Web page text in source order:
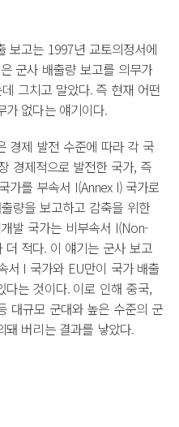
보고는 1997년 교토의정서에
군사 배출량 보고를 의무가
그치고 말았다. 즉 현재 어떤
가 없다는 얘기이다.
경제 발전 수준에 따라 각 국
경제적으로 발전한 국가, 즉
가를 부속서 I(Annex I) 국가로
량을 보고하고 감축을 위한
발 국가는 비부속서 I(Non-
적다. 이 얘기는 군사 보고
서 I 국가와 EU만이 국가 배출
는 것이다. 이로 인해 중국,
대규모 군대와 높은 수준의 군
버리는 결과를 낳았다.